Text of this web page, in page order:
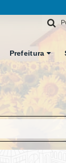
Prefeitura